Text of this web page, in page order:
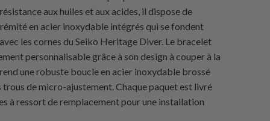
aux huiles et aux acides, il dispose de
en acier inoxydable intégrés qui se fondent
les cornes du Seiko Heritage Diver. Le bracelet
personnalisable grâce à son design à couper à la
une robuste boucle en acier inoxydable brossé
trous de micro-ajustement. Chaque paquet est livré
à ressort de remplacement pour une installation